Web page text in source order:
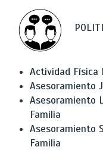
Actividad Física
Asesoramiento
Asesoramiento
Familia
Asesoramiento
Familia